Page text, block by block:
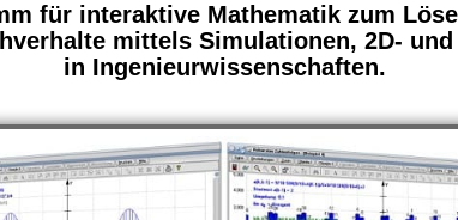
für interaktive Mathematik zum
mittels Simulationen, 2D-
in Ingenieurwissenschaften.